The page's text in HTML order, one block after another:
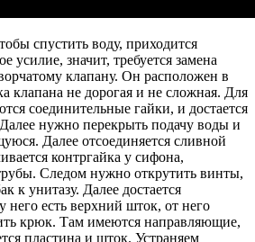
спустить воду, приходится
усилие, значит, требуется замена
клапану. Он расположен в
клапана не дорогая и не сложная. Для
соединительные гайки, и достается
нужно перекрыть подачу воды и
Далее отсоединяется сливной
контргайка у сифона,
Следом нужно открутить винты,
к унитазу. Далее достается
есть верхний шток, от него
крюк. Там имеются направляющие,
пластина и шток. Устраняем